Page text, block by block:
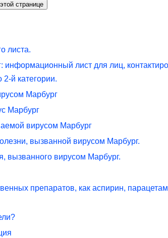
странице
листа.
информационный лист для лиц,
й категории.
Марбург
Марбург
вирусом Марбург
вызванной вирусом Марбург.
вызванного вирусом Марбург.
препаратов, как аспирин,